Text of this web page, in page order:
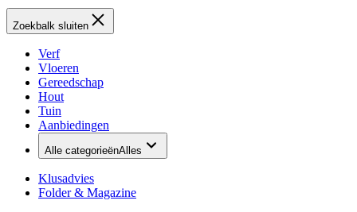
Zoekbalk sluiten
Verf
Vloeren
Gereedschap
Hout
Tuin
Aanbiedingen
Alle categorieënAlles
Klusadvies
Folder & Magazine